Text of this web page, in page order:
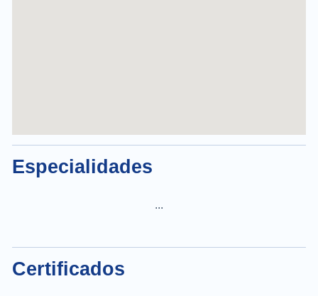
Especialidades
...
Certificados